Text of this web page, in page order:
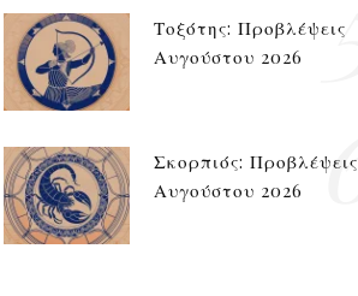
Τοξότης: Προβλέψεις
Αυγούστου 2026
Σκορπιός: Προβλέψεις
Αυγούστου 2026
6